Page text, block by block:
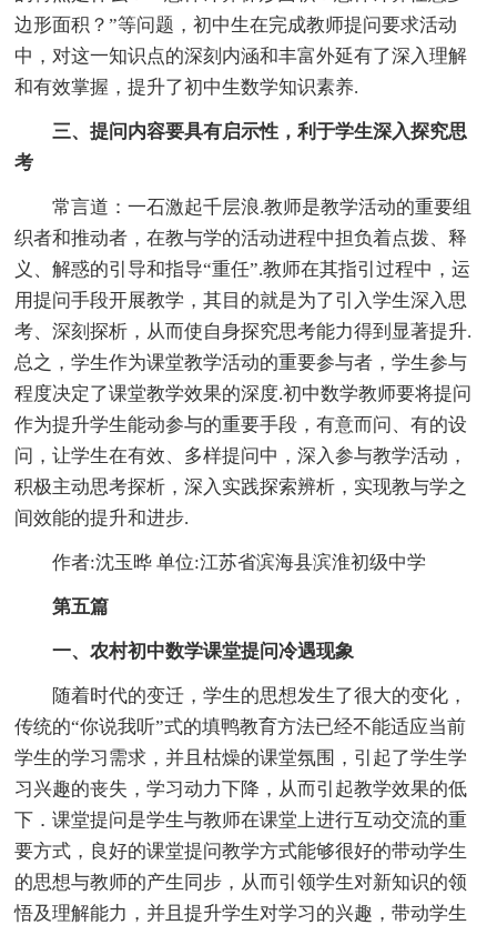
边形面积？”等问题，初中生在完成教师提问要求活动
中，对这一知识点的深刻内涵和丰富外延有了深入理解
和有效掌握，提升了初中生数学知识素养.
三、提问内容要具有启示性，利于学生深入探究思
考
常言道：一石激起千层浪.教师是教学活动的重要组
织者和推动者，在教与学的活动进程中担负着点拨、释
义、解惑的引导和指导“重任”.教师在其指引过程中，运
用提问手段开展教学，其目的就是为了引入学生深入思
考、深刻探析，从而使自身探究思考能力得到显著提升.
总之，学生作为课堂教学活动的重要参与者，学生参与
程度决定了课堂教学效果的深度.初中数学教师要将提问
作为提升学生能动参与的重要手段，有意而问、有的设
问，让学生在有效、多样提问中，深入参与教学活动，
积极主动思考探析，深入实践探索辨析，实现教与学之
间效能的提升和进步.
作者:沈玉晔 单位:江苏省滨海县滨淮初级中学
第五篇
一、农村初中数学课堂提问冷遇现象
随着时代的变迁，学生的思想发生了很大的变化，
传统的“你说我听”式的填鸭教育方法已经不能适应当前
学生的学习需求，并且枯燥的课堂氛围，引起了学生学
习兴趣的丧失，学习动力下降，从而引起教学效果的低
下．课堂提问是学生与教师在课堂上进行互动交流的重
要方式，良好的课堂提问教学方式能够很好的带动学生
的思想与教师的产生同步，从而引领学生对新知识的领
悟及理解能力，并且提升学生对学习的兴趣，带动学生